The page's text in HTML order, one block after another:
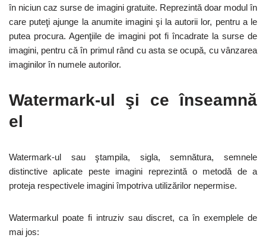
în niciun caz surse de imagini gratuite. Reprezintă doar modul în
care puteţi ajunge la anumite imagini şi la autorii lor, pentru a le
putea procura. Agenţiile de imagini pot fi încadrate la surse de
imagini, pentru că în primul rând cu asta se ocupă, cu vânzarea
imaginilor în numele autorilor.
Watermark-ul şi ce înseamnă
el
Watermark-ul sau ştampila, sigla, semnătura, semnele
distinctive aplicate peste imagini reprezintă o metodă de a
proteja respectivele imagini împotriva utilizărilor nepermise.
Watermarkul poate fi intruziv sau discret, ca în exemplele de
mai jos: